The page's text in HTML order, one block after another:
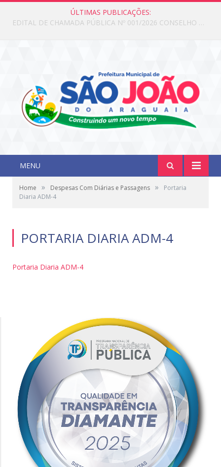
ÚLTIMAS PUBLICAÇÕES:
Edital de Chamada Pública N°001/2026 Conselho CMAS
MENU
Home » Despesas Com Diárias e Passagens »
Portaria
Diaria ADM-4
PORTARIA DIARIA ADM-4
Portaria Diaria ADM-4